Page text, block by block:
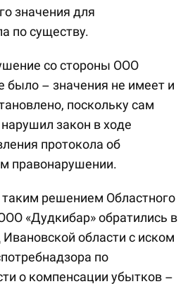
значения для
по существу.
со стороны ООО
было – значения не имеет и
поскольку сам
закон в ходе
протокола об
правонарушении.
решением Областного
«Дудкибар» обратились в
области с иском
по
о компенсации убытков –